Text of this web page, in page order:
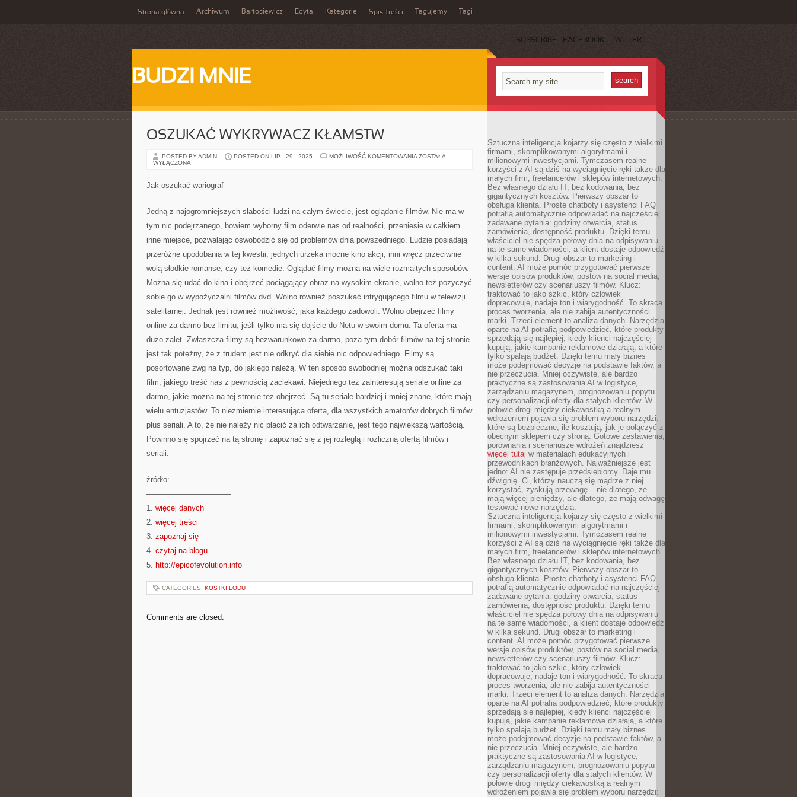
Strona główna Archiwum Bartosiewicz Edyta Kategorie Spis Treści Tagujemy Tagi
SUBSCRIBE FACEBOOK TWITTER
BUDZI MNIE
OSZUKAĆ WYKRYWACZ KŁAMSTW
POSTED BY ADMIN POSTED ON LIP - 29 - 2025 MOŻLIWOŚĆ KOMENTOWANIA OSZUKAĆ
ZOSTAŁA
WYŁĄCZONA
Jak oszukać wariograf
Jedną z najogromniejszych słabości ludzi na całym świecie, jest oglądanie filmów. Nie ma w
tym nic podejrzanego, bowiem wyborny film oderwie nas od realności, przeniesie w całkiem
inne miejsce, pozwalając oswobodzić się od problemów dnia powszedniego. Ludzie posiadają
przeróżne upodobania w tej kwestii, jednych urzeka mocne kino akcji, inni wręcz przeciwnie
wolą słodkie romanse, czy też komedie. Oglądać filmy można na wiele rozmaitych sposobów.
Można się udać do kina i obejrzeć pociągający obraz na wysokim ekranie, wolno też pożyczyć
sobie go w wypożyczalni filmów dvd. Wolno również poszukać intrygującego filmu w telewizji
satelitarnej. Jednak jest również możliwość, jaka każdego zadowoli. Wolno obejrzeć filmy
online za darmo bez limitu, jeśli tylko ma się dojście do Netu w swoim domu. Ta oferta ma
dużo zalet. Zwłaszcza filmy są bezwarunkowo za darmo, poza tym dobór filmów na tej stronie
jest tak potężny, że z trudem jest nie odkryć dla siebie nic odpowiedniego. Filmy są
posortowane zwg na typ, do jakiego należą. W ten sposób swobodniej można odszukać taki
film, jakiego treść nas z pewnością zaciekawi. Niejednego też zainteresują seriale online za
darmo, jakie można na tej stronie też obejrzeć. Są tu seriale bardziej i mniej znane, które mają
wielu entuzjastów. To niezmiernie interesująca oferta, dla wszystkich amatorów dobrych filmów
plus seriali. A to, że nie należy nic płacić za ich odtwarzanie, jest tego największą wartością.
Powinno się spojrzeć na tą stronę i zapoznać się z jej rozległą i rozliczną ofertą filmów i
seriali.
źródło:
———————————
1. więcej danych
2. więcej treści
3. zapoznaj się
4. czytaj na blogu
5. http://epicofevolution.info
CATEGORIES: KOSTKI LODU
Comments are closed.
Sztuczna inteligencja kojarzy się często z wielkimi
firmami, skomplikowanymi algorytmami i
milionowymi inwestycjami. Tymczasem realne
korzyści z AI są dziś na wyciągnięcie ręki także dla
małych firm, freelancerów i sklepów internetowych.
Bez własnego działu IT, bez kodowania, bez
gigantycznych kosztów. Pierwszy obszar to
obsługa klienta. Proste chatboty i asystenci FAQ
potrafią automatycznie odpowiadać na najczęściej
zadawane pytania: godziny otwarcia, status
zamówienia, dostępność produktu. Dzięki temu
właściciel nie spędza połowy dnia na odpisywaniu
na te same wiadomości, a klient dostaje odpowiedź
w kilka sekund. Drugi obszar to marketing i
content. AI może pomóc przygotować pierwsze
wersje opisów produktów, postów na social media,
newsletterów czy scenariuszy filmów. Klucz:
traktować to jako szkic, który człowiek
dopracowuje, nadaje ton i wiarygodność. To skraca
proces tworzenia, ale nie zabija autentyczności
marki. Trzeci element to analiza danych. Narzędzia
oparte na AI potrafią podpowiedzieć, które produkty
sprzedają się najlepiej, kiedy klienci najczęściej
kupują, jakie kampanie reklamowe działają, a które
tylko spalają budżet. Dzięki temu mały biznes
może podejmować decyzje na podstawie faktów, a
nie przeczucia. Mniej oczywiste, ale bardzo
praktyczne są zastosowania AI w logistyce,
zarządzaniu magazynem, prognozowaniu popytu
czy personalizacji oferty dla stałych klientów. W
połowie drogi między ciekawostką a realnym
wdrożeniem pojawia się problem wyboru narzędzi:
które są bezpieczne, ile kosztują, jak je połączyć z
obecnym sklepem czy stroną. Gotowe zestawienia,
porównania i scenariusze wdrożeń znajdziesz
więcej tutaj w materiałach edukacyjnych i
przewodnikach branżowych. Najważniejsze jest
jedno: AI nie zastępuje przedsiębiorcy. Daje mu
dźwignię. Ci, którzy nauczą się mądrze z niej
korzystać, zyskują przewagę – nie dlatego, że
mają więcej pieniędzy, ale dlatego, że mają odwagę
testować nowe narzędzia.
Sztuczna inteligencja kojarzy się często z wielkimi
firmami, skomplikowanymi algorytmami i
milionowymi inwestycjami. Tymczasem realne
korzyści z AI są dziś na wyciągnięcie ręki także dla
małych firm, freelancerów i sklepów internetowych.
Bez własnego działu IT, bez kodowania, bez
gigantycznych kosztów. Pierwszy obszar to
obsługa klienta. Proste chatboty i asystenci FAQ
potrafią automatycznie odpowiadać na najczęściej
zadawane pytania: godziny otwarcia, status
zamówienia, dostępność produktu. Dzięki temu
właściciel nie spędza połowy dnia na odpisywaniu
na te same wiadomości, a klient dostaje odpowiedź
w kilka sekund. Drugi obszar to marketing i
content. AI może pomóc przygotować pierwsze
wersje opisów produktów, postów na social media,
newsletterów czy scenariuszy filmów. Klucz:
traktować to jako szkic, który człowiek
dopracowuje, nadaje ton i wiarygodność. To skraca
proces tworzenia, ale nie zabija autentyczności
marki. Trzeci element to analiza danych. Narzędzia
oparte na AI potrafią podpowiedzieć, które produkty
sprzedają się najlepiej, kiedy klienci najczęściej
kupują, jakie kampanie reklamowe działają, a które
tylko spalają budżet. Dzięki temu mały biznes
może podejmować decyzje na podstawie faktów, a
nie przeczucia. Mniej oczywiste, ale bardzo
praktyczne są zastosowania AI w logistyce,
zarządzaniu magazynem, prognozowaniu popytu
czy personalizacji oferty dla stałych klientów. W
połowie drogi między ciekawostką a realnym
wdrożeniem pojawia się problem wyboru narzędzi: